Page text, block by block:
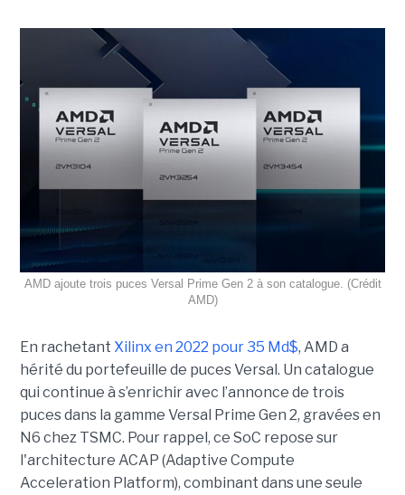
AMD ajoute trois puces Versal Prime Gen 2 à son catalogue. (Crédit
AMD)
En rachetant Xilinx en 2022 pour 35 Md$, AMD a
hérité du portefeuille de puces Versal. Un catalogue
qui continue à s’enrichir avec l’annonce de trois
puces dans la gamme Versal Prime Gen 2, gravées en
N6 chez TSMC. Pour rappel, ce SoC repose sur
l'architecture ACAP (Adaptive Compute
Acceleration Platform), combinant dans une seule